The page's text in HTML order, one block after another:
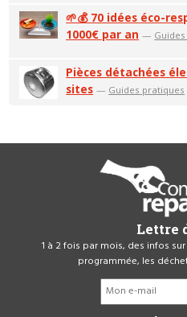
🌱💰 70 idées éco-
1000€ par an —
Pièces détachées
sites — Guides pratiques
Lettre
1 à 2 fois par mois, des infos
programmée, les